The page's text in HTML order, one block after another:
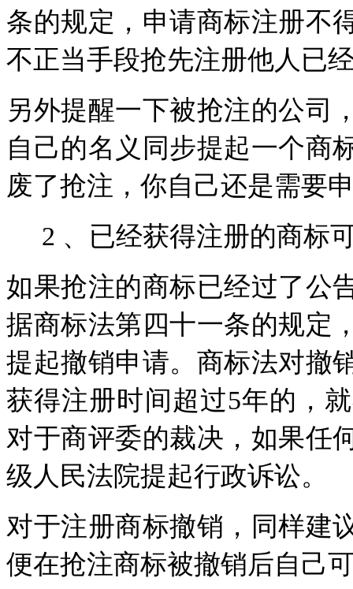
条的规定，申请商标注册不
不正当手段抢先注册他人已
另外提醒一下被抢注的公司
自己的名义同步提起一个商
废了抢注，你自己还是需要
2 、已经获得注册的商标
如果抢注的商标已经过了公
据商标法第四十一条的规定
提起撤销申请。商标法对撤
获得注册时间超过5年的，
对于商评委的裁决，如果任
级人民法院提起行政诉讼。
对于注册商标撤销，同样建
便在抢注商标被撤销后自己